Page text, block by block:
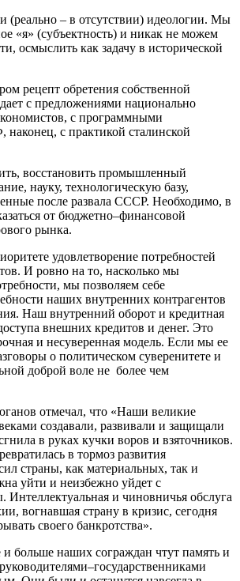
(реально – в отсутствии) идеологии. Мы
«я» (субъектность) и никак не можем
осмыслить как задачу в исторической
рецепт обретения собственной
с предложениями национально
с программными
с практикой сталинской
восстановить промышленный
науку, технологическую базу,
после развала СССР. Необходимо, в
от бюджетно–финансовой
рынка.
удовлетворение потребностей
И ровно на то, насколько мы
мы позволяем себе
наших внутренних контрагентов
Наш внутренний оборот и кредитная
внешних кредитов и денег. Это
и несуверенная модель. Если мы ее
о политическом суверенитете и
доброй воле не более чем
отмечал, что «Наши великие
создавали, развивали и защищали
в руках кучки воров и взяточников.
в тормоз развития
страны, как материальных, так и
уйти и неизбежно уйдет с
Интеллектуальная и чиновничья обслуга
вогнавшая страну в кризис, сегодня
своего банкротства».
и больше наших сограждан чтут память и